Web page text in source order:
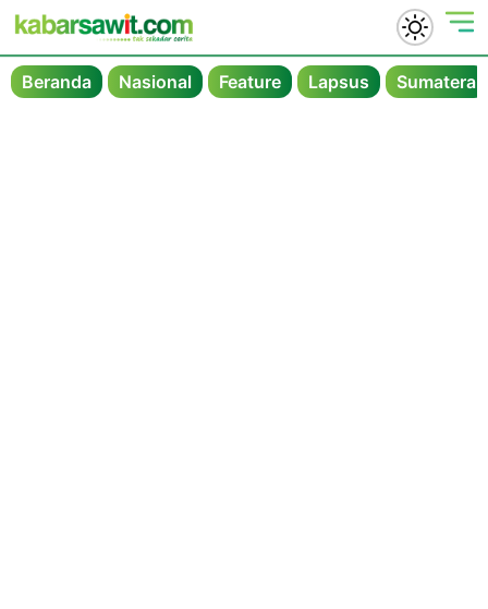
Beranda Nasional Feature Lapsus Sumatera